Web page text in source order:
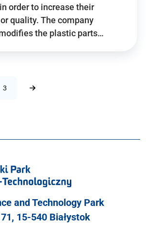
order to increase their
quality. The company
the plastic parts…
3
and Technology Park
15-540 Białystok